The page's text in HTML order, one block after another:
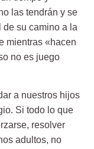
las tendrán y se
de su camino a la
mientras «hacen
no es juego
a nuestros hijos
Si todo lo que
resolver
adultos, no